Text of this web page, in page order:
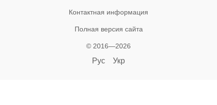
Контактная информация
Полная версия сайта
© 2016—2026
Рус Укр